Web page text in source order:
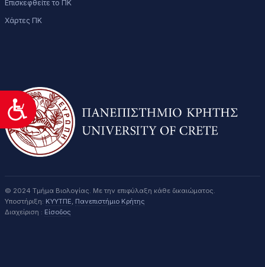
Προσιτότητα
© 2024 Τμήμα Βιολογίας. Με την επιφύλαξη κάθε δικαιώματος.
Υποστήριξη: ΚΥΥΤΠΕ, Πανεπιστήμιο Κρήτης
Διαχείριση : Είσοδος
Επισκεφθείτε το ΠΚ
Χάρτες ΠΚ